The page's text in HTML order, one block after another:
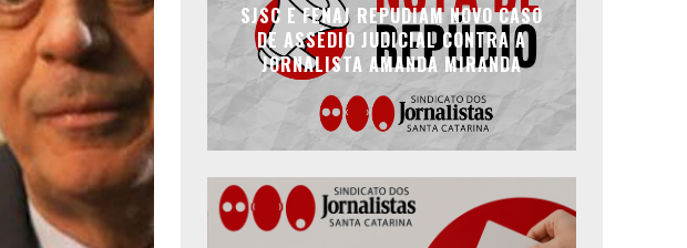
SJSC E FENAJ REPUDIAM NOVO CASO
DE ASSÉDIO JUDICIAL CONTRA A
JORNALISTA AMANDA MIRANDA